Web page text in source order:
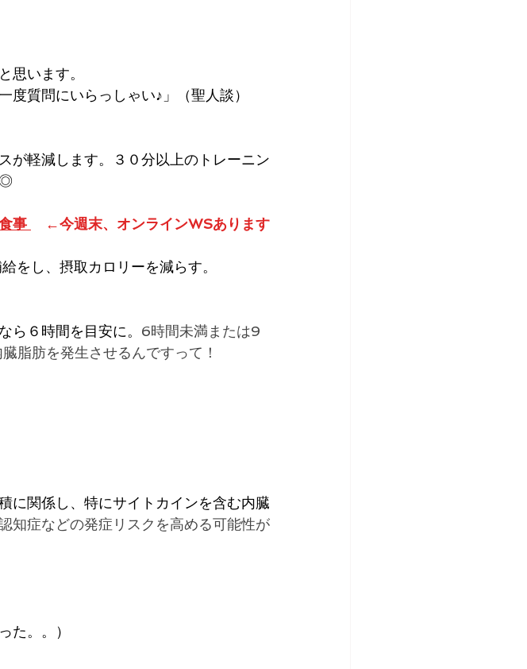
思います。
度質問にいらっしゃい♪」（聖人談）
が軽減します。３０分以上のトレーニン
◎
事
←今週末、オンラインWSあります
をし、摂取カロリーを減らす。
ら６時間を目安に。 6時間未満または9
脂肪を発生させるんですって！
に関係し、特にサイトカインを含む内臓
知症などの発症リスクを高める可能性が
た。。）